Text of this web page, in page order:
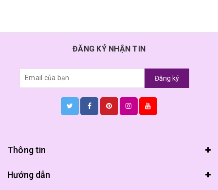
ĐĂNG KÝ NHẬN TIN
Đăng ký
Thông tin
Hướng dẫn